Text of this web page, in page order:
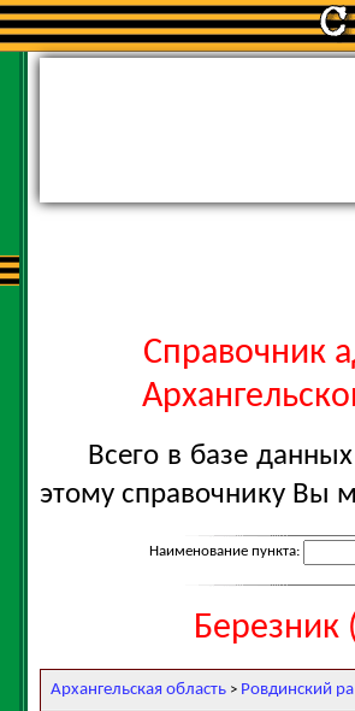
Справочник
Всего в базе
этому справочнику Вы
Наименование пункта:
Березник
Архангельская область > Ровдинский